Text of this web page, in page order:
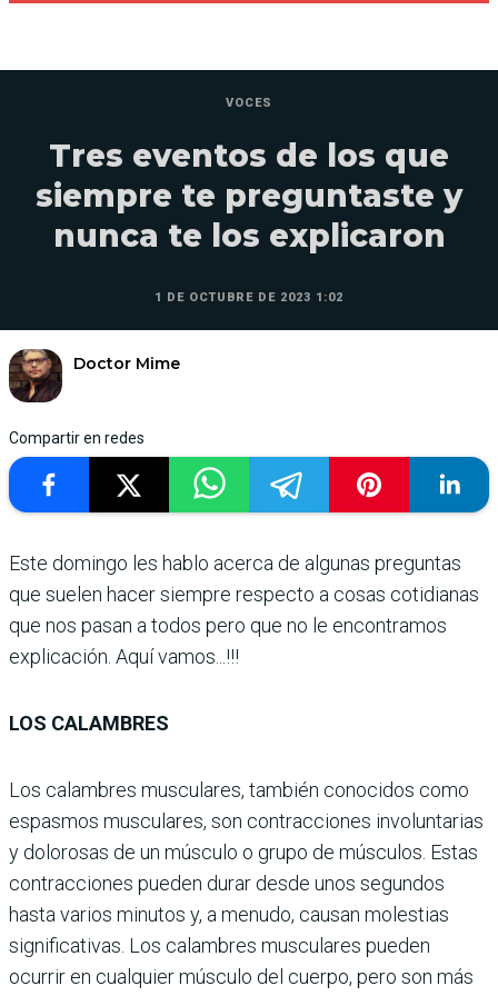
VOCES
Tres eventos de los que
siempre te preguntaste y
nunca te los explicaron
1 DE OCTUBRE DE 2023 1:02
Doctor Mime
Compartir en redes
Este domingo les hablo acerca de algunas preguntas
que suelen hacer siempre respecto a cosas cotidianas
que nos pasan a todos pero que no le encontramos
explicación. Aquí vamos...!!!
LOS CALAMBRES
Los calambres musculares, también conocidos como
espasmos musculares, son contracciones involuntarias
y dolorosas de un músculo o grupo de músculos. Estas
contracciones pueden durar desde unos segundos
hasta varios minutos y, a menudo, causan molestias
significativas. Los calambres musculares pueden
ocurrir en cualquier músculo del cuerpo, pero son más